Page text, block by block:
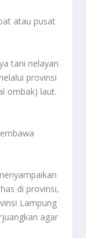
atau pusat
tani nelayan
provinsi
ombak) laut.
di provinsi,
Lampung
agar